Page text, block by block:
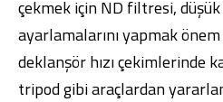
çekmek için ND filtresi,
ayarlamalarını yapmak
deklanşör hızı çekimlerinde
tripod gibi araçlardan